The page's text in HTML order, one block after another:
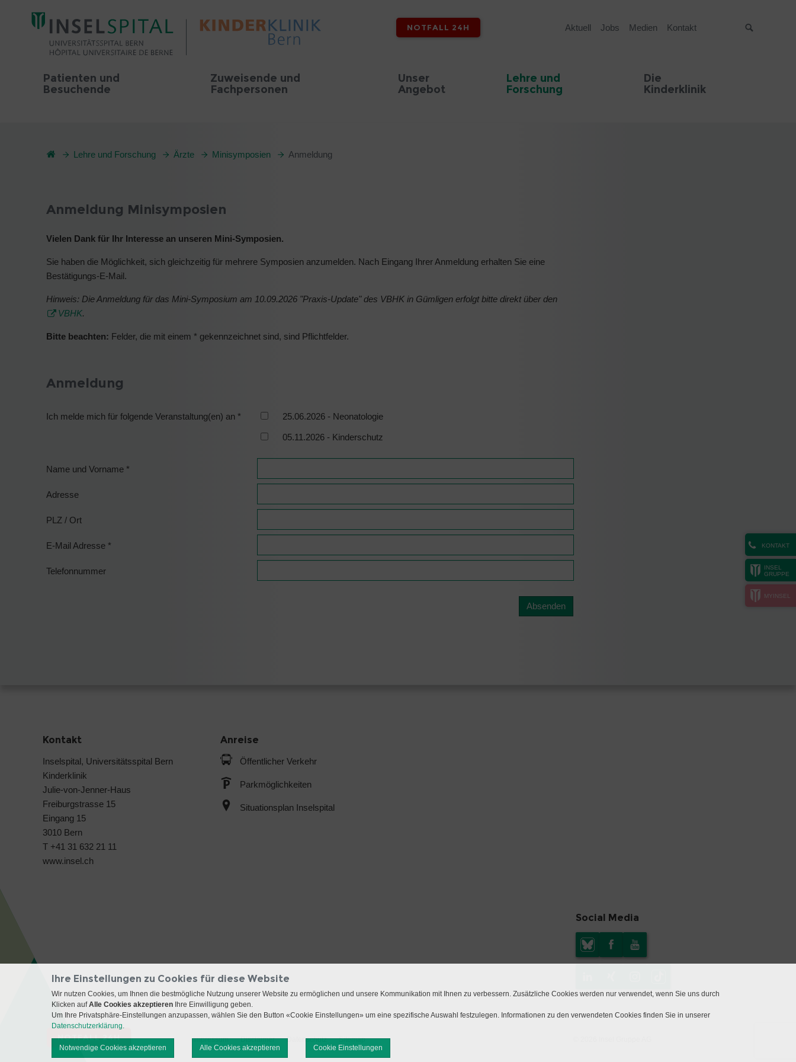
NOTFALL 24H Aktuell Jobs Medien Kontakt
Patienten und
Besuchende
Zuweisende und
Fachpersonen
Unser
Angebot
Lehre und
Forschung
Die
Kinderklinik
KONTAKT
INSEL
GRUPPE
MYINSEL
Lehre und Forschung Ärzte Minisymposien Anmeldung
Anmeldung Minisymposien
Vielen Dank für Ihr Interesse an unseren Mini-Symposien.
Sie haben die Möglichkeit, sich gleichzeitig für mehrere Symposien anzumelden. Nach Eingang Ihrer Anmeldung erhalten Sie eine
Bestätigungs-E-Mail.
Hinweis: Die Anmeldung für das Mini-Symposium am 10.09.2026 "Praxis-Update" des VBHK in Gümligen erfolgt bitte direkt über den
VBHK.
Bitte beachten: Felder, die mit einem * gekennzeichnet sind, sind Pflichtfelder.
Anmeldung
Ich melde mich für folgende Veranstaltung(en) an * 25.06.2026 - Neonatologie
05.11.2026 - Kinderschutz
Name und Vorname *
Adresse
PLZ / Ort
E-Mail Adresse *
Telefonnummer
Absenden
Kontakt
Inselspital, Universitätsspital Bern
Kinderklinik
Julie-von-Jenner-Haus
Freiburgstrasse 15
Eingang 15
3010 Bern
T +41 31 632 21 11
www.insel.ch
Anreise
Öffentlicher Verkehr
Parkmöglichkeiten
Situationsplan Inselspital
Social Media
NOTFALL 24H Impressum Disclaimer Datenschutz Sitemap
Ihre Einstellungen zu Cookies für diese Website
Wir nutzen Cookies, um Ihnen die bestmögliche Nutzung unserer Website zu ermöglichen und unsere Kommunikation mit Ihnen zu verbessern. Zusätzliche Cookies werden nur verwendet, wenn Sie uns durch
Klicken aufAlle Cookies akzeptieren Ihre Einwilligung geben.
Um Ihre Privatsphäre-Einstellungen anzupassen, wählen Sie den Button «Cookie Einstellungen» um eine spezifische Auswahl festzulegen. Informationen zu den verwendeten Cookies finden Sie in unserer
Datenschutzerklärung.
Notwendige Cookies akzeptieren Alle Cookies akzeptieren Cookie Einstellungen